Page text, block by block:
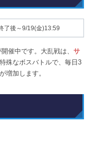
了後～9/19(金)13:59
催中です。大乱戦は、 サ
特殊なボスバトルで、毎日3
増加します。